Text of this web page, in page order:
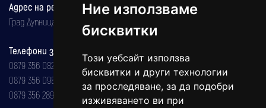
Ние използваме
бисквитки
Този уебсайт използва
бисквитки и други технологии
за проследяване, за да подобри
изживяването ви при
Адрес на редакцията
Град Дупница, ул.''Христо Ботев" 43
Телефони за реклама и абонаменти
0879 356 082
0879 356 098
0879 356 289